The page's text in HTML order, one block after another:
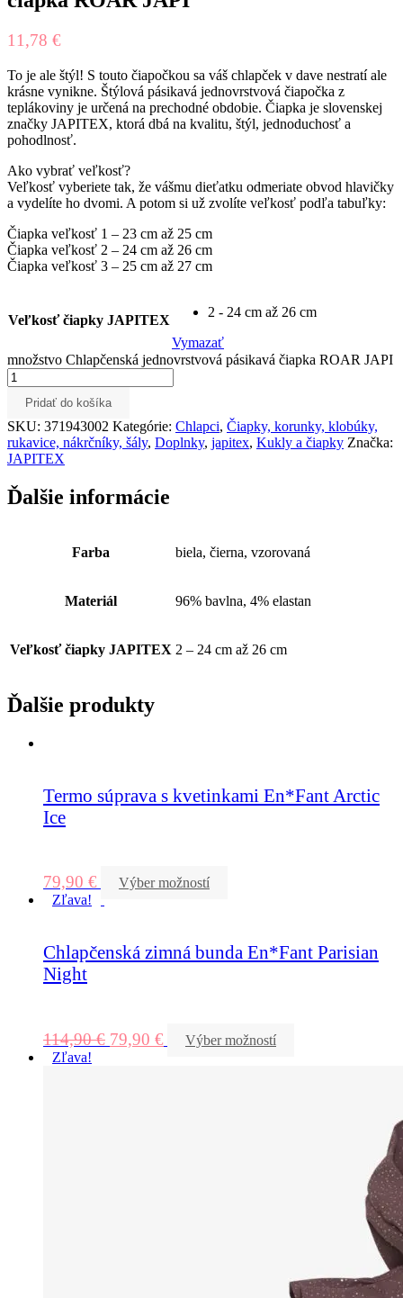
11,78 €
To je ale štýl! S touto čiapočkou sa váš chlapček v dave nestratí ale
krásne vynikne. Štýlová pásikavá jednovrstvová čiapočka z
teplákoviny je určená na prechodné obdobie. Čiapka je slovenskej
značky JAPITEX, ktorá dbá na kvalitu, štýl, jednoduchosť a
pohodlnosť.
Ako vybrať veľkosť?
Veľkosť vyberiete tak, že vášmu dieťatku odmeriate obvod hlavičky
a vydelíte ho dvomi. A potom si už zvolíte veľkosť podľa tabuľky:
Čiapka veľkosť 1 – 23 cm až 25 cm
Čiapka veľkosť 2 – 24 cm až 26 cm
Čiapka veľkosť 3 – 25 cm až 27 cm
Veľkosť čiapky JAPITEX
2 - 24 cm až 26 cm
Vymazať
množstvo Chlapčenská jednovrstvová pásikavá čiapka ROAR JAPI
Pridať do košíka
SKU: 371943002 Kategórie: Chlapci, Čiapky, korunky, klobúky,
rukavice, nákrčníky, šály, Doplnky, japitex, Kukly a čiapky Značka:
JAPITEX
Ďalšie informácie
Farba biela, čierna, vzorovaná
Materiál 96% bavlna, 4% elastan
Veľkosť čiapky JAPITEX 2 – 24 cm až 26 cm
Ďalšie produkty
Termo súprava s kvetinkami En*Fant Arctic
Ice
79,90 €
Výber možností
Zľava!
Chlapčenská zimná bunda En*Fant Parisian
Night
114,90€ 79,90 €
Výber možností
Zľava!